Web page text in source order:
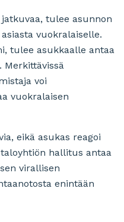
tulee asunnon
vuokralaiselle.
tulee asukkaalle antaa
voi
vuokralaisen
eikä asukas reagoi
hallitus antaa
virallisen
enintään